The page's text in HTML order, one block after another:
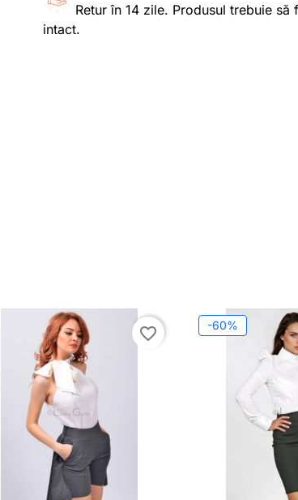
Retur în 14 zile. Produsul trebuie să
intact.
favorite_border -60%